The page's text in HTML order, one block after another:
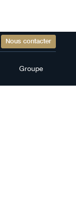
Nous contacter
Groupe